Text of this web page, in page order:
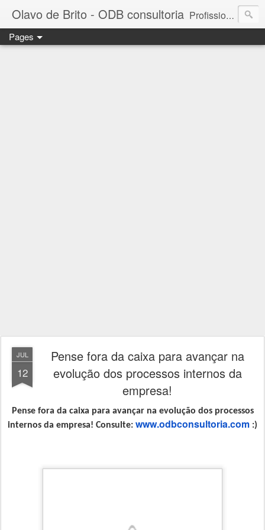
Olavo de Brito - ODB consultoria Profissional das áreas de Gestão de Pessoas e Marketing. Consultor de empresas, Instrutor de treinamentos corporativos e Palestrante. MBA em Gestão de Pessoas - FGV. Business Partner - INSPER. Diretor da ODB consultoria e treinamento. - falecom@odbconsultoria.com - 11 4372.5907 - www.odbconsultoria.com
Pages
JUL
12
Pense fora da caixa para avançar na
evolução dos processos internos da
empresa!
Pense fora da caixa para avançar na evolução dos processos
internos da empresa! Consulte: www.odbconsultoria.com :)